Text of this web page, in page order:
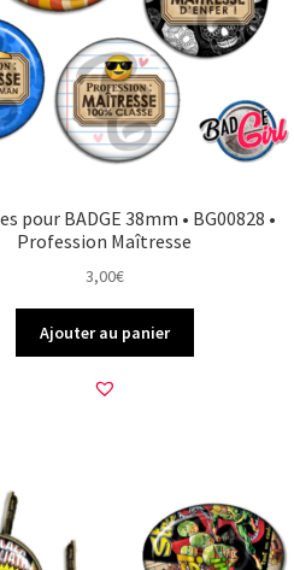
pour BADGE 38mm • BG00828 •
Profession Maîtresse
3,00€
Ajouter au panier